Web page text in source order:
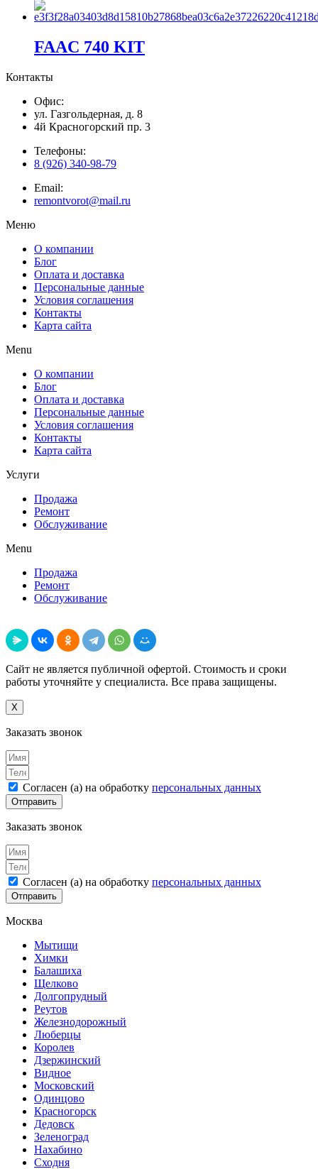
FAAC 740 KIT
Контакты
Офис:
ул. Газгольдерная, д. 8
4й Красногорский пр. 3
Телефоны:
8 (926) 340-98-79
Email:
remontvorot@mail.ru
Меню
О компании
Блог
Оплата и доставка
Персональные данные
Условия соглашения
Контакты
Карта сайта
Menu
О компании
Блог
Оплата и доставка
Персональные данные
Условия соглашения
Контакты
Карта сайта
Услуги
Продажа
Ремонт
Обслуживание
Menu
Продажа
Ремонт
Обслуживание
Сайт не является публичной офертой. Стоимость и сроки
работы уточняйте у специалиста. Все права защищены.
X
Заказать звонок
Согласен (а) на обработку персональных данных
Отправить
Заказать звонок
Согласен (а) на обработку персональных данных
Отправить
Москва
Мытищи
Химки
Балашиха
Щелково
Долгопрудный
Реутов
Железнодорожный
Люберцы
Королев
Дзержинский
Видное
Московский
Одинцово
Красногорск
Дедовск
Зеленоград
Нахабино
Сходня